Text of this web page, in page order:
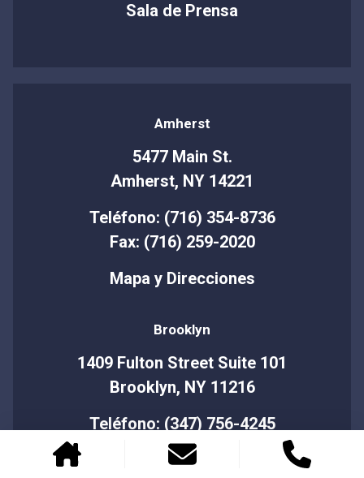
Sala de Prensa
Amherst
5477 Main St.
Amherst, NY 14221
Teléfono: (716) 354-8736
Fax: (716) 259-2020
Mapa y Direcciones
Brooklyn
1409 Fulton Street Suite 101
Brooklyn, NY 11216
Teléfono: (347) 756-4245
Fax: (212) 970-2020